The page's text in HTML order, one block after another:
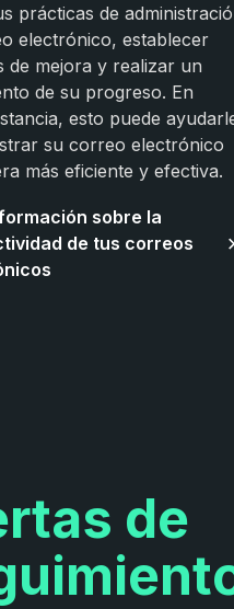
prácticas de
electrónico, establecer
de mejora y realizar un
de su progreso. En
esto puede
su correo electrónico
más eficiente y efectiva.
sobre la
de tus correos
de